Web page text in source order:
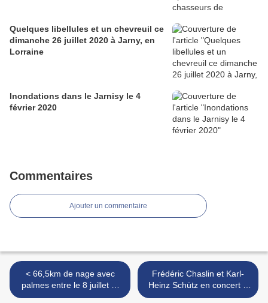
Quelques libellules et un chevreuil ce
dimanche 26 juillet 2020 à Jarny, en
Lorraine
Inondations dans le Jarnisy le 4
février 2020
Commentaires
Ajouter un commentaire
< 66,5km de nage avec
palmes entre le 8 juillet et
ce matin 21 août 2020
Frédéric Chaslin et Karl-
Heinz Schütz en concert à
Hattonchâtel (Meuse) le 27